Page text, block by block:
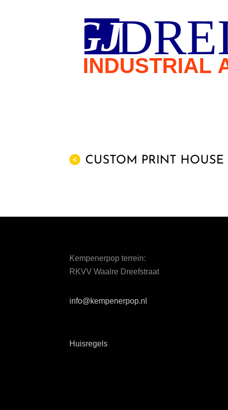
< CUSTOM PRINT HOUSE
Kempenerpop terrein:
RKVV Waalre Dreefstraat
info@kempenerpop.nl
Huisregels